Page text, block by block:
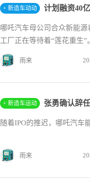
+ 新造车动动
哪吒汽车母公司合众新能
工厂正在等待着“莲花重生
雨来
+ 新造车运动
随着IPO的推迟，哪吒汽车
雨来